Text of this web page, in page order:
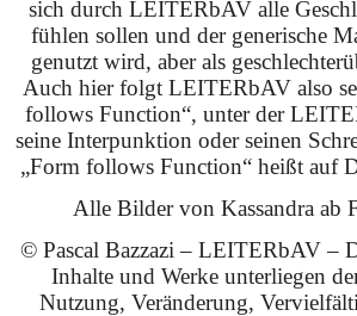
sich durch LEITERbAV alle
fühlen sollen und der generische
genutzt wird, aber als
Auch hier folgt LEITERbAV also
follows Function“, unter der
seine Interpunktion oder seinen
„Form follows Function“ heißt auf
Alle Bilder von Kassandra ab
© Pascal Bazzazi – LEITERbAV –
Inhalte und Werke unterliegen
Nutzung, Veränderung,